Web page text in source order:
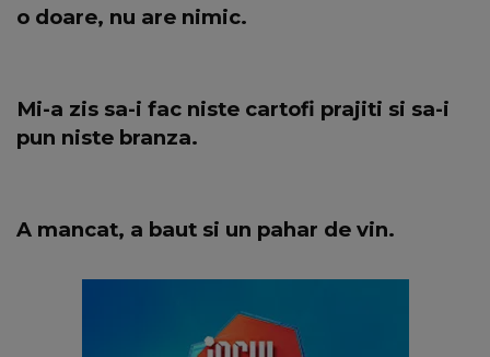
o doare, nu are nimic.
Mi-a zis sa-i fac niste cartofi prajiti si sa-i
pun niste branza.
A mancat, a baut si un pahar de vin.